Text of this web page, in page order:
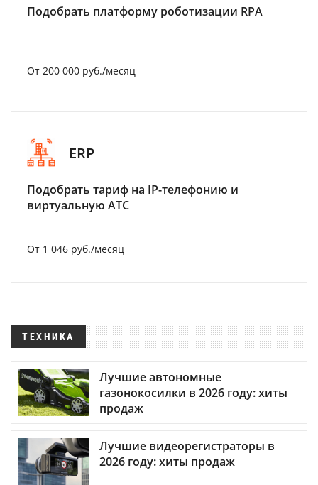
Подобрать платформу роботизации RPA
От 200 000 руб./месяц
ERP
Подобрать тариф на IP-телефонию и
виртуальную АТС
От 1 046 руб./месяц
ТЕХНИКА
Лучшие автономные
газонокосилки в 2026 году: хиты
продаж
Лучшие видеорегистраторы в
2026 году: хиты продаж